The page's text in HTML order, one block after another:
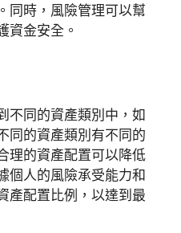
同時，風險管理可以幫
資金安全。
不同的資產類別中，如
同的資產類別有不同的
理的資產配置可以降低
個人的風險承受能力和
產配置比例，以達到最